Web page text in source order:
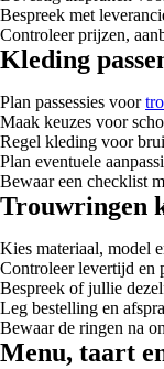
Bespreek met
Controleer prijzen,
Kleding
Plan passessies voor
Maak keuzes voor
Regel kleding voor
Plan eventuele
Bewaar een checklist
Trouwringen
Kies materiaal, model
Controleer levertijd en
Bespreek of jullie
Leg bestelling en
Bewaar de ringen na
Menu, taart